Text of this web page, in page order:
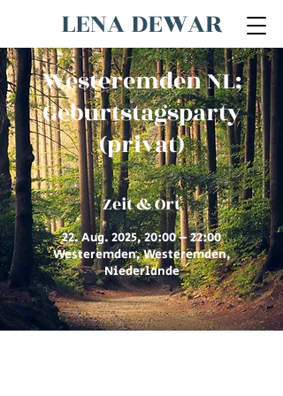
LENA DEWAR
Westeremden NL;
Geburtstagsparty
(privat)
Zeit & Ort
22. Aug. 2025, 20:00 – 22:00
Westeremden, Westeremden,
Niederlande